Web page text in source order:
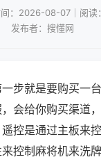
：2026-08-07｜阅读
发布者：搜懂网
步就是要购买一
会给你购买渠道
控是通过主板来
控制麻将机来洗